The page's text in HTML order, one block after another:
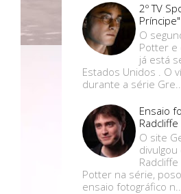
2º TV
O
Potter e
já está
Estados Unidos . O
durante a série Gre...
Ensaio
Radcliffe
O site
Potter na série,
ensaio fotográfico n...